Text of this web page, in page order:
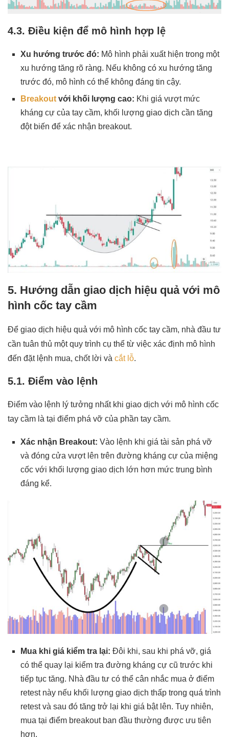
4.3. Điều kiện để mô hình hợp lệ
Xu hướng trước đó: Mô hình phải xuất hiện trong một
xu hướng tăng rõ ràng. Nếu không có xu hướng tăng
trước đó, mô hình có thể không đáng tin cậy.
Breakout với khối lượng cao: Khi giá vượt mức
kháng cự của tay cầm, khối lượng giao dịch cần tăng
đột biến để xác nhận breakout.
5. Hướng dẫn giao dịch hiệu quả với mô
hình cốc tay cầm
Để giao dịch hiệu quả với mô hình cốc tay cầm, nhà đầu tư
cần tuân thủ một quy trình cụ thể từ việc xác định mô hình
đến đặt lệnh mua, chốt lời và cắt lỗ.
5.1. Điểm vào lệnh
Điểm vào lệnh lý tưởng nhất khi giao dịch với mô hình cốc
tay cầm là tại điểm phá vỡ của phần tay cầm.
Xác nhận Breakout: Vào lệnh khi giá tài sản phá vỡ
và đóng cửa vượt lên trên đường kháng cự của miệng
cốc với khối lượng giao dịch lớn hơn mức trung bình
đáng kể.
Mua khi giá kiểm tra lại: Đôi khi, sau khi phá vỡ, giá
có thể quay lại kiểm tra đường kháng cự cũ trước khi
tiếp tục tăng. Nhà đầu tư có thể cân nhắc mua ở điểm
retest này nếu khối lượng giao dịch thấp trong quá trình
retest và sau đó tăng trở lại khi giá bật lên. Tuy nhiên,
mua tại điểm breakout ban đầu thường được ưu tiên
hơn.